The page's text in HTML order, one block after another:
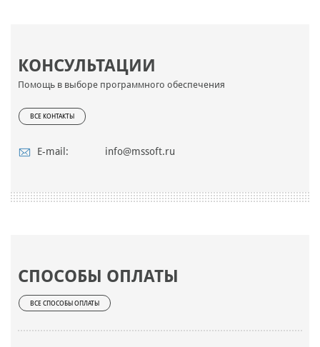
КОНСУЛЬТАЦИИ
Помощь в выборе программного обеспечения
ВСЕ КОНТАКТЫ
E-mail: info@mssoft.ru
СПОСОБЫ ОПЛАТЫ
ВСЕ СПОСОБЫ ОПЛАТЫ